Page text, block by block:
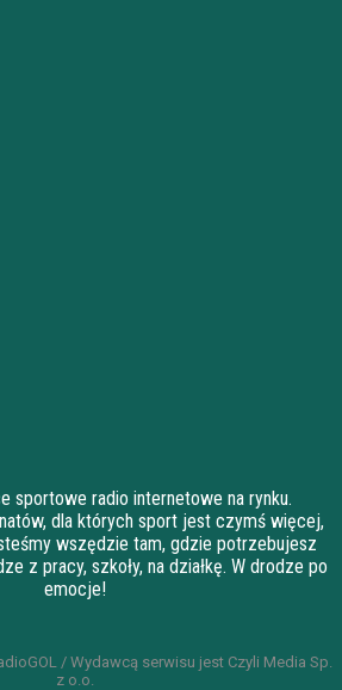
sportowe radio internetowe na rynku.
dla których sport jest czymś więcej,
wszędzie tam, gdzie potrzebujesz
z pracy, szkoły, na działkę. W drodze po
emocje!
/ Wydawcą serwisu jest Czyli Media Sp.
z o.o.